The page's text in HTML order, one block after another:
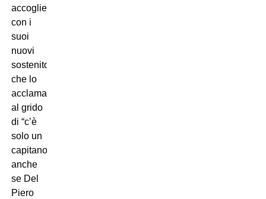
accoglienti,
con i
suoi
nuovi
sostenitori
che lo
acclamavano
al grido
di “c’è
solo un
capitano”,
anche
se Del
Piero